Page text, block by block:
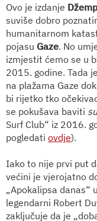
Ovo je izdanje
suviše dobro
humanitarnom
pojasu Gaze. No
izmjestit ćemo se u
2015. godine. Tada
na plažama Gaze
bi rijetko tko
se pokušava baviti
Surf Club“ iz 2016.
pogledati ovdje).
Iako to nije prvi put
većini je vjerojatno
„Apokalipsa danas“
legendarni Robert
zaključuje da je